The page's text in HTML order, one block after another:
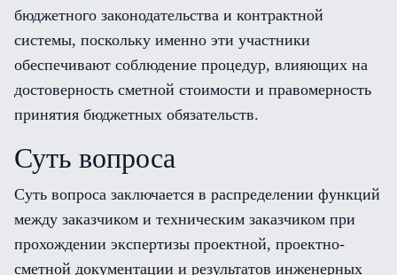
бюджетного законодательства и контрактной
системы, поскольку именно эти участники
обеспечивают соблюдение процедур, влияющих на
достоверность сметной стоимости и правомерность
принятия бюджетных обязательств.
Суть вопроса
Суть вопроса заключается в распределении функций
между заказчиком и техническим заказчиком при
прохождении экспертизы проектной, проектно-
сметной документации и результатов инженерных